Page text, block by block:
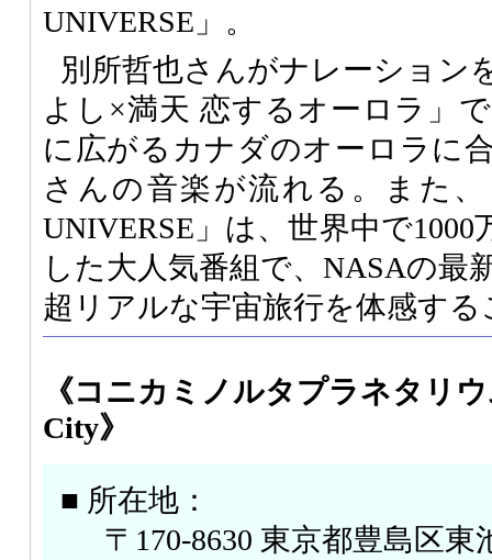
UNIVERSE」。
別所哲也さんがナレーション
よし×満天 恋するオーロラ」
に広がるカナダのオーロラに
さんの音楽が流れる。また、
UNIVERSE」は、世界中で
した大人気番組で、NASAの最
超リアルな宇宙旅行を体感す
《コニカミノルタプラネタリ
City》
■ 所在地：
〒170-8630 東京都豊島区東